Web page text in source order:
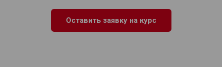
Оставить заявку на курс